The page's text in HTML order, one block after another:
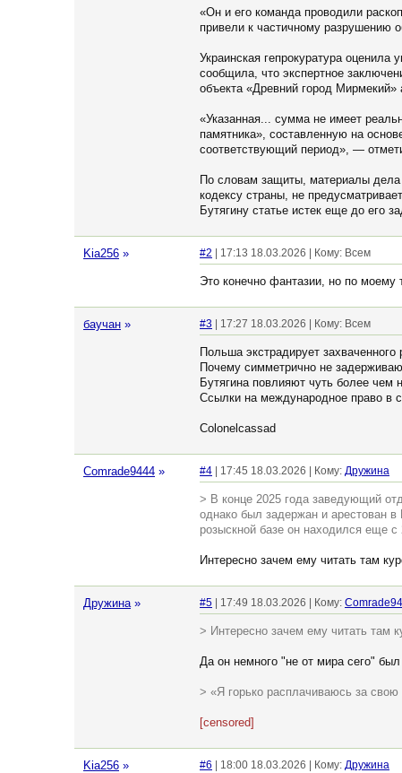
«Он и его команда проводили
привели к частичному разрушению
Украинская гепрокуратура
сообщила, что экспертное
объекта «Древний город Мирмекий»
«Указанная... сумма не имеет
памятника», составленную на
соответствующий период», —
По словам защиты, материалы дела
кодексу страны, не
Бутягину статье истек еще до его
Kia256 » #2 | 17:13 18.03.2026 | Кому: Всем
Это конечно фантазии, но по моему
баучан » #3 | 17:27 18.03.2026 | Кому: Всем
Польша экстрадирует захваченного
Почему симметрично не
Бутягина повлияют чуть более чем
Ссылки на международное право в
Colonelcassad
Comrade9444 » #4 | 17:45 18.03.2026 | Кому: Дружина
> В конце 2025 года заведующий
однако был задержан и арестован
розыскной базе он находился еще с
Интересно зачем ему читать там
Дружина » #5 | 17:49 18.03.2026 | Кому:
> Интересно зачем ему читать там
Да он немного "не от мира сего"
> «Я горько расплачиваюсь за
[censored]
Kia256 » #6 | 18:00 18.03.2026 | Кому: Дружина